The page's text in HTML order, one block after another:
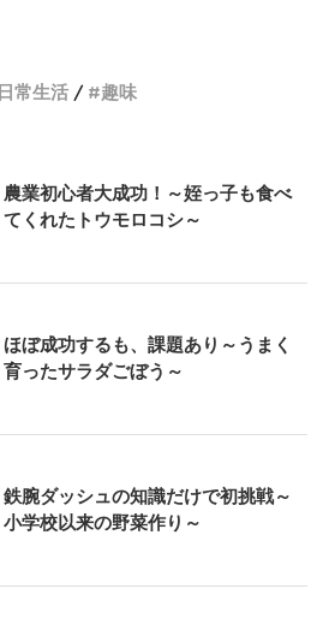
日常生活 趣味
農業初心者大成功！～姪っ子も食べ
てくれたトウモロコシ～
ほぼ成功するも、課題あり～うまく
育ったサラダごぼう～
鉄腕ダッシュの知識だけで初挑戦～
小学校以来の野菜作り～